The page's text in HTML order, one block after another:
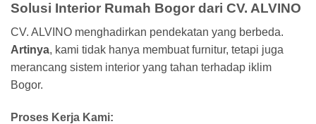
Solusi Interior Rumah Bogor dari CV. ALVINO
CV. ALVINO menghadirkan pendekatan yang berbeda.
Artinya, kami tidak hanya membuat furnitur, tetapi juga
merancang sistem interior yang tahan terhadap iklim
Bogor.
Proses Kerja Kami: